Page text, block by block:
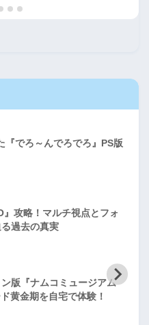
『でろ～んでろでろ』PS版
』攻略！マルチ視点とフォ
過去の真実
版『ナムコミュージアム
黄金期を自宅で体験！